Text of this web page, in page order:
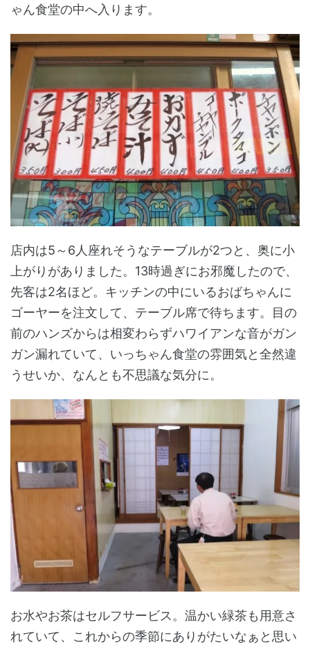
ゃん食堂の中へ入ります。
店内は5～6人座れそうなテーブルが2つと、奥に小
上がりがありました。13時過ぎにお邪魔したので、
先客は2名ほど。キッチンの中にいるおばちゃんに
ゴーヤーを注文して、テーブル席で待ちます。目の
前のハンズからは相変わらずハワイアンな音がガン
ガン漏れていて、いっちゃん食堂の雰囲気と全然違
うせいか、なんとも不思議な気分に。
お水やお茶はセルフサービス。温かい緑茶も用意さ
れていて、これからの季節にありがたいなぁと思い